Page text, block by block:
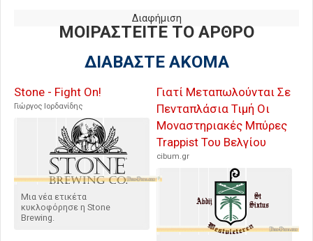
Διαφήμιση
ΜΟΙΡΑΣΤΕΙΤΕ ΤΟ ΑΡΘΡΟ
ΔΙΑΒΑΣΤΕ ΑΚΟΜΑ
Stone - Fight On!
Γιώργος Ιορδανίδης
Μια νέα ετικέτα
κυκλοφόρησε η Stone
Brewing.
Γιατί Μεταπωλούνται Σε
Πενταπλάσια Τιμή Οι
Μοναστηριακές Μπύρες
Trappist Του Βελγίου
cibum.gr